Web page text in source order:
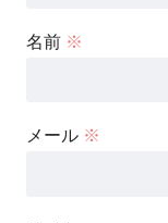
名前 ※
メール ※